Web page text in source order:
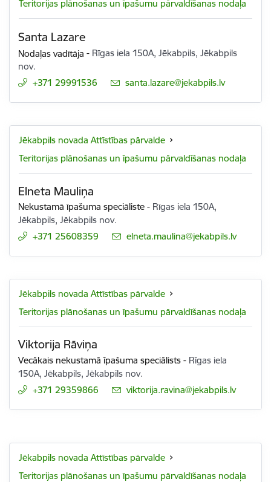
Teritorijas plānošanas un īpašumu pārvaldīšanas nodaļa
Santa Lazare
Nodaļas vadītāja - Rīgas iela 150A, Jēkabpils, Jēkabpils
nov.
+371 29991536
E-pasts:
santa.lazare@jekabpils.lv
Jēkabpils novada Attīstības pārvalde
Teritorijas plānošanas un īpašumu pārvaldīšanas nodaļa
Elneta Mauliņa
Nekustamā īpašuma speciāliste - Rīgas iela 150A,
Jēkabpils, Jēkabpils nov.
+371 25608359
E-pasts:
elneta.maulina@jekabpils.lv
Jēkabpils novada Attīstības pārvalde
Teritorijas plānošanas un īpašumu pārvaldīšanas nodaļa
Viktorija Rāviņa
Vecākais nekustamā īpašuma speciālists - Rīgas iela
150A, Jēkabpils, Jēkabpils nov.
+371 29359866
E-pasts:
viktorija.ravina@jekabpils.lv
Jēkabpils novada Attīstības pārvalde
Teritorijas plānošanas un īpašumu pārvaldīšanas nodaļa